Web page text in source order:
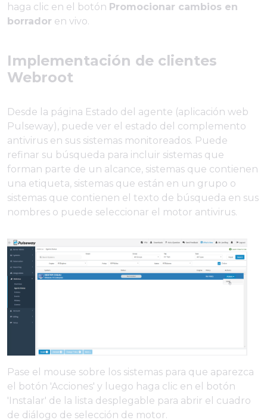
haga clic en el botón Promocionar cambios en
borrador en vivo.
Implementación de clientes
Webroot
Desde la página Estado del agente (aplicación web
Pulseway), puede ver el estado del complemento
antivirus en sus sistemas monitoreados. Puede
refinar su búsqueda para incluir sistemas que
forman parte de un alcance, sistemas que contienen
una etiqueta, sistemas que están en un grupo o
sistemas que contienen el texto de búsqueda en sus
nombres o puede seleccionar el motor antivirus.
Pase el mouse sobre los sistemas para que aparezca
el botón 'Acciones' y luego haga clic en el botón
'Instalar' de la lista desplegable para abrir el cuadro
de diálogo de selección de motor.